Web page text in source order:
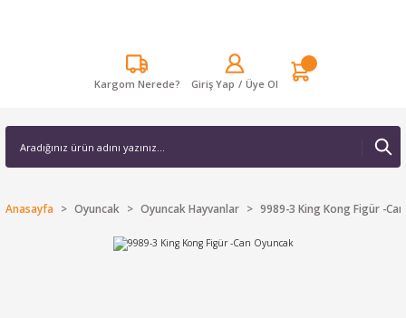
Kargom Nerede? Giriş Yap / Üye Ol
Anasayfa Oyuncak Oyuncak Hayvanlar 9989-3 King Kong Figür -